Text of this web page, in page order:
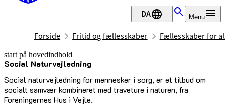
DA Menu
Forside Fritid og fællesskaber Fællesskaber for
start på hovedindhold
Social Naturvejledning
Social naturvejledning for mennesker i sorg, er et tilbud om
socialt samvær kombineret med traveture i naturen, fra
Foreningernes Hus i Vejle.
senest opdateret 12. maj 2026